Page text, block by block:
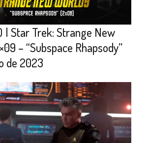
| Star Trek: Strange New
– “Subspace Rhapsody”
de 2023